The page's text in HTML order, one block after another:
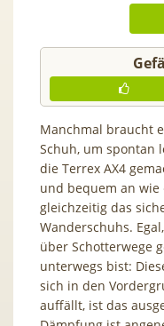
Manchmal braucht
Schuh, um spontan
die Terrex AX4
und bequem an wie
gleichzeitig das
Wanderschuhs.
über Schotterwege
unterwegs bist:
sich in den
auffällt, ist das